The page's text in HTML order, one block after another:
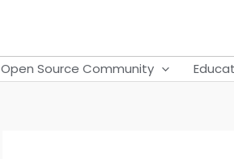
Open Source Community